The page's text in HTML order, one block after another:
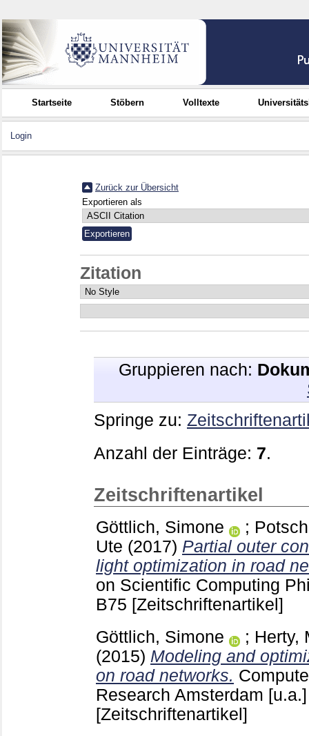
Startseite Stöbern Volltexte
Login
Zurück zur Übersicht
Exportieren als
Zitation
Gruppieren nach:
Springe zu:
Anzahl der Einträge: 7.
Zeitschriftenartikel
Göttlich, Simone ;
Ute (2017) Partial outer
light optimization in road
on Scientific Computing
B75 [Zeitschriftenartikel]
Göttlich, Simone
; Herty,
(2015) Modeling and
on road networks.
Research Amsterdam
[Zeitschriftenartikel]